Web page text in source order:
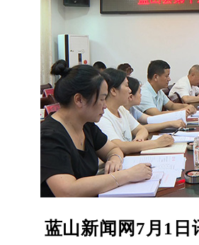
蓝山新闻网7月1日